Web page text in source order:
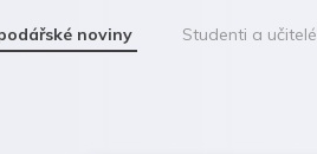
noviny Studenti a učitelé